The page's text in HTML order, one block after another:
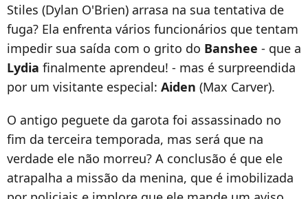
Stiles (Dylan O'Brien) arrasa na sua tentativa de
fuga? Ela enfrenta vários funcionários que tentam
impedir sua saída com o grito do Banshee - que a
Lydia finalmente aprendeu! - mas é surpreendida
por um visitante especial: Aiden (Max Carver).
O antigo peguete da garota foi assassinado no
fim da terceira temporada, mas será que na
verdade ele não morreu? A conclusão é que ele
atrapalha a missão da menina, que é imobilizada